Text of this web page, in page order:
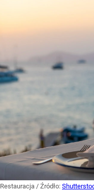
Restauracja / Źródło: